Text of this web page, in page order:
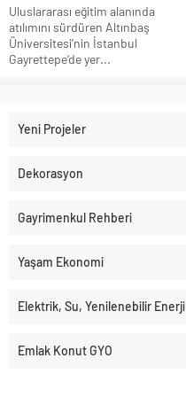
Uluslararası eğitim alanında
atılımını sürdüren Altınbaş
Üniversitesi’nin İstanbul
Gayrettepe’de yer...
Yeni Projeler
Dekorasyon
Gayrimenkul Rehberi
Yaşam Ekonomi
Elektrik, Su, Yenilenebilir Enerji
Emlak Konut GYO